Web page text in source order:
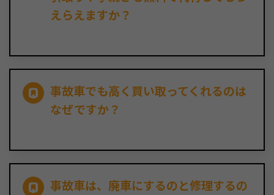
えらえますか？
事故車でも高く買い取ってくれるのは
なぜですか？
事故車は、廃車にするのと修理するの